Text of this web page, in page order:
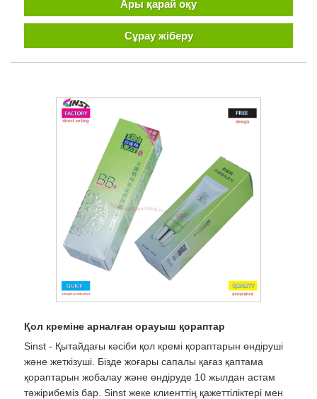
Ары қарай оқу
Сұрау жіберу
Қол креміне арналған орауыш қораптар
Sinst - Қытайдағы кәсіби қол кремі қораптарын өндіруші
және жеткізуші. Бізде жоғары сапалы қағаз қаптама
қораптарын жобалау және өндіруде 10 жылдан астам
тәжірибеміз бар. Sinst жеке клиенттің қажеттіліктері мен